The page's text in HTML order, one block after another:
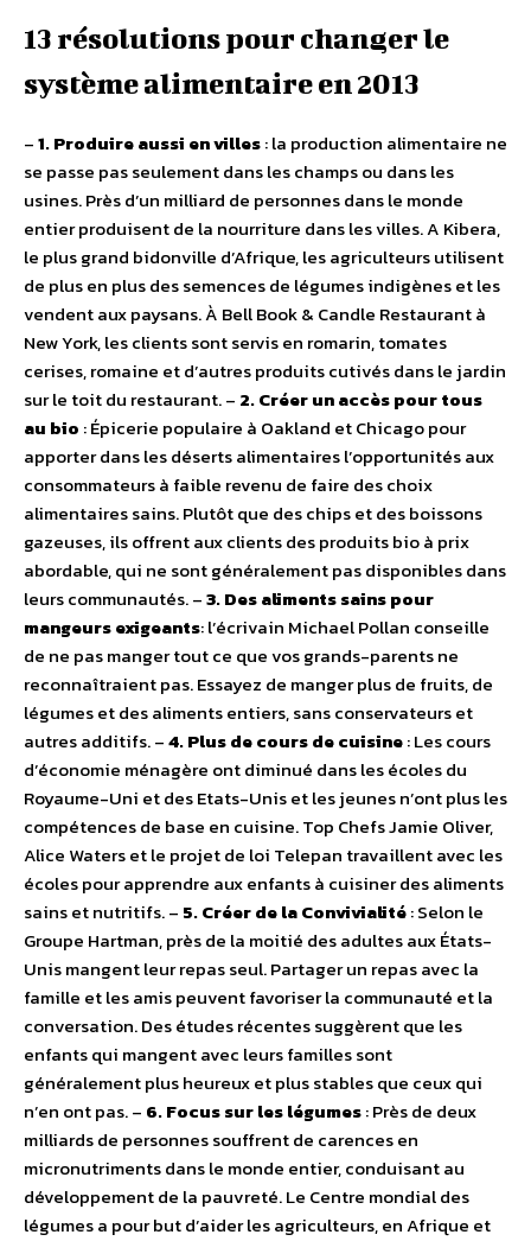
13 résolutions pour changer le
système alimentaire en 2013
–1. Produire aussi en villes: la production alimentaire ne
se passe pas seulement dans les champs ou dans les
usines. Près d’un milliard de personnes dans le monde
entier produisent de la nourriture dans les villes. A Kibera,
le plus grand bidonville d’Afrique, les agriculteurs utilisent
de plus en plus des semences de légumes indigènes et les
vendent aux paysans. À Bell Book & Candle Restaurant à
New York, les clients sont servis en romarin, tomates
cerises, romaine et d’autres produits cutivés dans le jardin
sur le toit du restaurant. – 2. Créer un accès pour tous
au bio : Épicerie populaire à Oakland et Chicago pour
apporter dans les déserts alimentaires l’opportunités aux
consommateurs à faible revenu de faire des choix
alimentaires sains. Plutôt que des chips et des boissons
gazeuses, ils offrent aux clients des produits bio à prix
abordable, qui ne sont généralement pas disponibles dans
leurs communautés. –3. Des aliments sains pour
mangeurs exigeants: l’écrivain Michael Pollan conseille
de ne pas manger tout ce que vos grands-parents ne
reconnaîtraient pas. Essayez de manger plus de fruits, de
légumes et des aliments entiers, sans conservateurs et
autres additifs. –4. Plus de cours de cuisine: Les cours
d’économie ménagère ont diminué dans les écoles du
Royaume-Uni et des Etats-Unis et les jeunes n’ont plus les
compétences de base en cuisine. Top Chefs Jamie Oliver,
Alice Waters et le projet de loi Telepan travaillent avec les
écoles pour apprendre aux enfants à cuisiner des aliments
sains et nutritifs. – 5. Créer de la Convivialité: Selon le
Groupe Hartman, près de la moitié des adultes aux États-
Unis mangent leur repas seul. Partager un repas avec la
famille et les amis peuvent favoriser la communauté et la
conversation. Des études récentes suggèrent que les
enfants qui mangent avec leurs familles sont
généralement plus heureux et plus stables que ceux qui
n’en ont pas. – 6. Focus sur les légumes: Près de deux
milliards de personnes souffrent de carences en
micronutriments dans le monde entier, conduisant au
développement de la pauvreté. Le Centre mondial des
légumes a pour but d’aider les agriculteurs, en Afrique et